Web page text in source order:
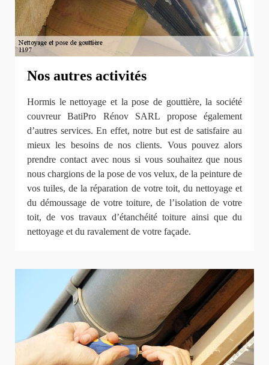
Nos autres activités
Hormis le nettoyage et la pose de gouttière, la société
couvreur BatiPro Rénov SARL propose également
d’autres services. En effet, notre but est de satisfaire au
mieux les besoins de nos clients. Vous pouvez alors
prendre contact avec nous si vous souhaitez que nous
nous chargions de la pose de vos velux, de la peinture de
vos tuiles, de la réparation de votre toit, du nettoyage et
du démoussage de votre toiture, de l’isolation de votre
toit, de vos travaux d’étanchéité toiture ainsi que du
nettoyage et du ravalement de votre façade.